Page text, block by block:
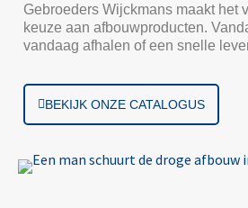
Gebroeders Wijckmans maakt het
keuze aan afbouwproducten.
vandaag afhalen of een snelle
BEKIJK ONZE CATALOGUS